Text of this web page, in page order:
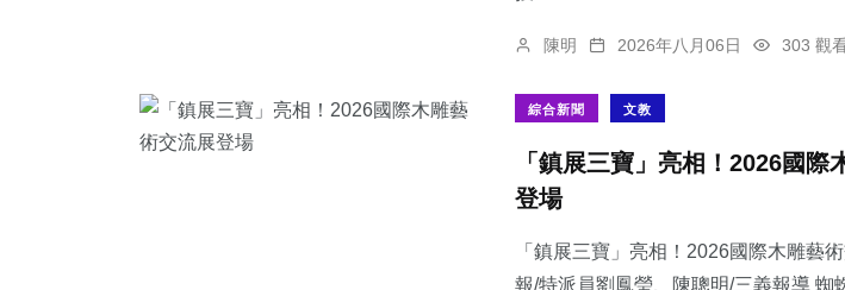
陳明 2026年八月06日 303 觀
綜合新聞 文教
「鎮展三寶」亮相！2026國際
登場
「鎮展三寶」亮相！2026國際木雕藝
報/特派員劉鳳瑩、陳聰明/三義報導 蜘